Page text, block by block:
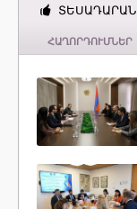
ՏԵՍԱԴԱՐԱՆ
ՀԱՂՈՐԴՈՒՄՆԵՐ